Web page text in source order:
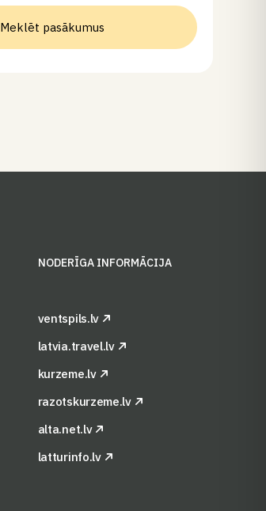
Meklēt pasākumus
NODERĪGA INFORMĀCIJA
ventspils.lv
latvia.travel.lv
kurzeme.lv
razotskurzeme.lv
alta.net.lv
latturinfo.lv